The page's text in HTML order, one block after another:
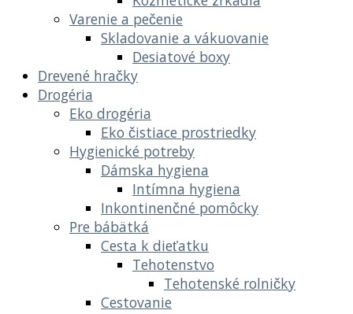
Varenie a pečenie
Skladovanie a vákuovanie
Desiatové boxy
Drevené hračky
Drogéria
Eko drogéria
Eko čistiace prostriedky
Hygienické potreby
Dámska hygiena
Intímna hygiena
Inkontinenčné pomôcky
Pre bábätká
Cesta k dieťatku
Tehotenstvo
Tehotenské rolničky
Cestovanie